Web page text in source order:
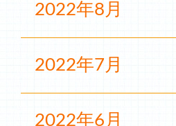
2022年8月
2022年7月
2022年6月